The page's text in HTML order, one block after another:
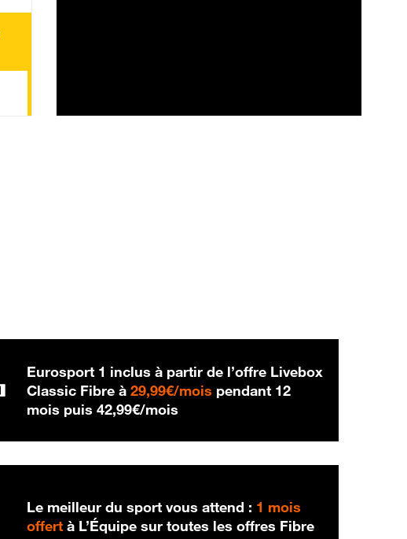
Eurosport 1 inclus à partir de l’offre Livebox
Classic Fibre à29,99€/mois 29,99 € par mois
pendant 12
mois puis42,99€/mois
Le meilleur du sport vous attend : 1 mois
offert à L’Équipe sur toutes les offres Fibre